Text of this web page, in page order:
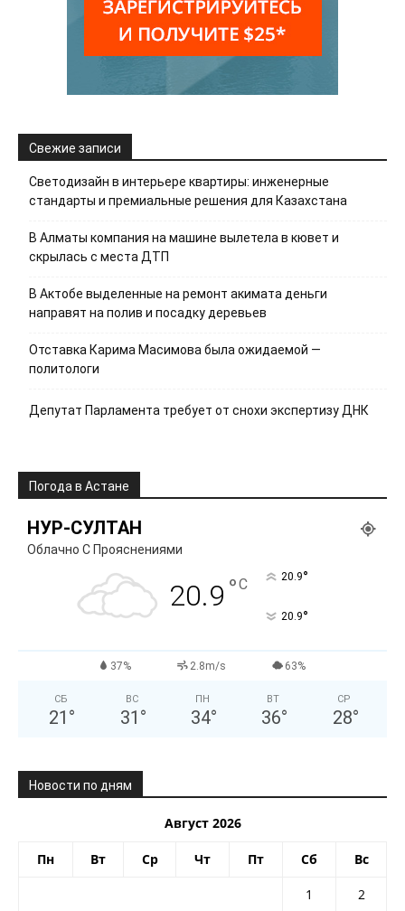
Свежие записи
Светодизайн в интерьере квартиры: инженерные
стандарты и премиальные решения для Казахстана
В Алматы компания на машине вылетела в кювет и
скрылась с места ДТП
В Актобе выделенные на ремонт акимата деньги
направят на полив и посадку деревьев
Отставка Карима Масимова была ожидаемой —
политологи
Депутат Парламента требует от снохи экспертизу ДНК
Погода в Астане
НУР-СУЛТАН
Облачно С Прояснениями
20.9 °C 20.9°
20.9°
37% 2.8m/s 63%
СБ
21 °
ВС
31 °
ПН
34°
ВТ
36°
СР
28°
Новости по дням
Август 2026
Пн Вт Ср Чт Пт Сб Вс
1
2